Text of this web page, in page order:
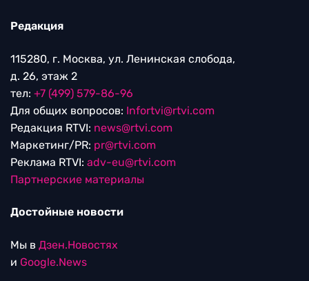
Редакция
115280, г. Москва, ул. Ленинская слобода,
д. 26, этаж 2
тел: +7 (499) 579-86-96
Для общих вопросов: Infortvi@rtvi.com
Редакция RTVI: news@rtvi.com
Маркетинг/PR: pr@rtvi.com
Реклама RTVI: adv-eu@rtvi.com
Партнерские материалы
Достойные новости
Мы в Дзен.Новостях
и Google.News